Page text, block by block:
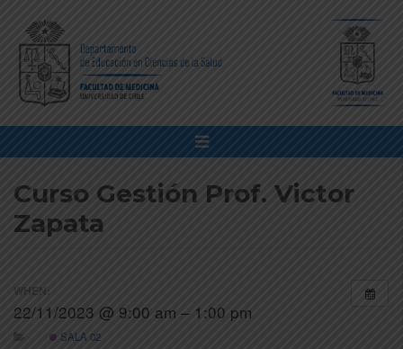
Curso Gestión Prof. Victor
Zapata
WHEN:
22/11/2023 @ 9:00 am – 1:00 pm
SALA 02